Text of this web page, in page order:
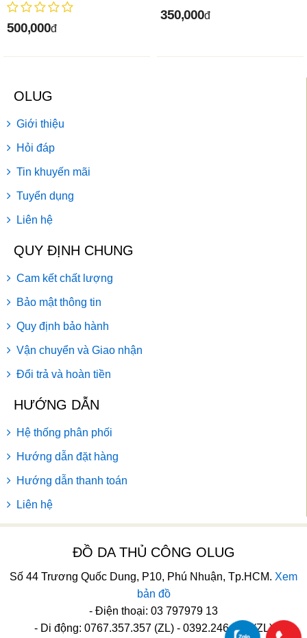
500,000đ
350,000đ
OLUG
Giới thiệu
Hỏi đáp
Tin khuyến mãi
Tuyển dụng
Liên hệ
QUY ĐỊNH CHUNG
Cam kết chất lượng
Bảo mật thông tin
Quy định bảo hành
Vận chuyển và Giao nhận
Đổi trả và hoàn tiền
HƯỚNG DẪN
Hệ thống phân phối
Hướng dẫn đặt hàng
Hướng dẫn thanh toán
Liên hệ
ĐỒ DA THỦ CÔNG OLUG
Số 44 Trương Quốc Dung, P10, Phú Nhuận, Tp.HCM. Xem
bản đồ
- Điện thoại: 03 797979 13
- Di động: 0767.357.357 (ZL) - 0392.246.246 (ZL)